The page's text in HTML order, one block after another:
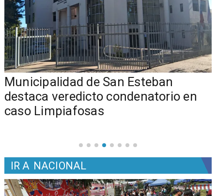
Municipalidad de San Esteban
destaca veredicto condenatorio en
caso Limpiafosas
IR A NACIONAL